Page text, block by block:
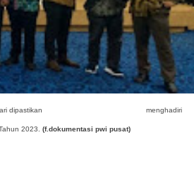
dipastikan menghadiri
2023. (f.dokumentasi pwi pusat)